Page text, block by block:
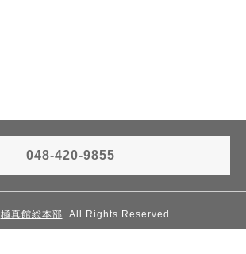
048-420-9855
極真館総本部. All Rights Reserved.